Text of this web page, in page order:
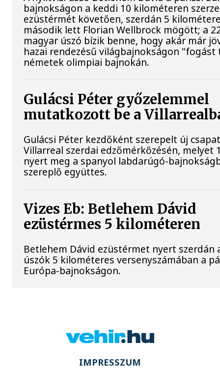
bajnokságon a keddi 10 kilométeren
ezüstérmét követően, szerdán 5
második lett Florian Wellbrock mögött; a
magyar úszó bízik benne, hogy akár már
hazai rendezésű világbajnokságon "fogást
németek olimpiai bajnokán.
Gulácsi Péter győzelemmel
mutatkozott be a
Gulácsi Péter kezdőként szerepelt új
Villarreal szerdai edzőmérkőzésén, melyet
nyert meg a spanyol labdarúgó-
szereplő együttes.
Vizes Eb: Betlehem Dávid
ezüstérmes 5 kilométeren
Betlehem Dávid ezüstérmet nyert szerdán
úszók 5 kilométeres versenyszámában a
Európa-bajnokságon.
IMPRESSZUM